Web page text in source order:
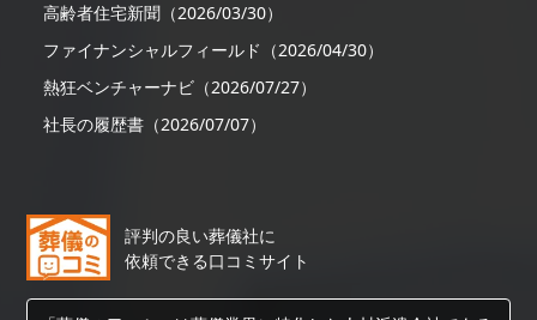
高齢者住宅新聞（2026/03/30）
ファイナンシャルフィールド（2026/04/30）
熱狂ベンチャーナビ（2026/07/27）
社長の履歴書（2026/07/07）
評判の良い葬儀社に
依頼できる口コミサイト